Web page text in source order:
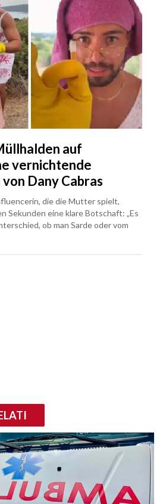
auf
vernichtende
Dany Cabras
die die Mutter spielt,
Sekunden eine klare Botschaft: „Es
ob man Sarde oder vom